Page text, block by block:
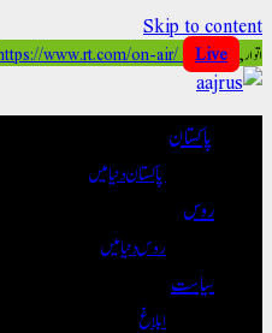
Skip to content
اتوار, April 5 https://www.rt.com/on-air/ Live
پاکستان
پاکستان دنیا میں
روس
روس دنیا میں
سیاست
ابلاغ